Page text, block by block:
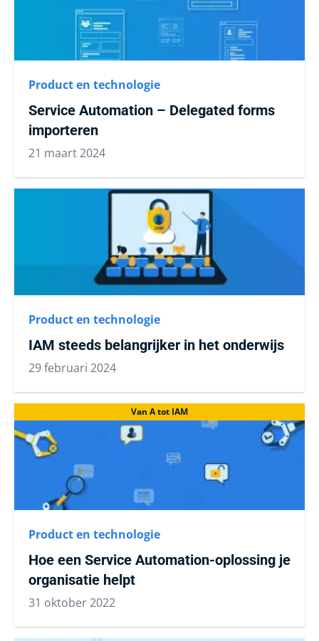
Product en technologie
Service Automation – Delegated forms
importeren
21 maart 2024
Product en technologie
IAM steeds belangrijker in het onderwijs
29 februari 2024
Van A tot IAM
Product en technologie
Hoe een Service Automation-oplossing je
organisatie helpt
31 oktober 2022